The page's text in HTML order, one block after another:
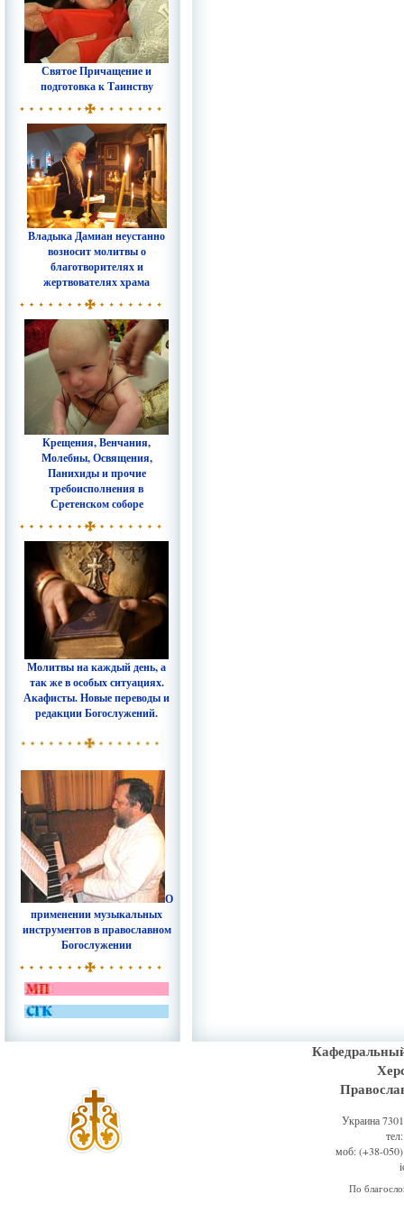
Святое Причащение и
подготовка к Таинству
Владыка Дамиан неустанно
возносит молитвы о
благотворителях и
жертвователях храма
Крещения, Венчания,
Молебны, Освящения,
Панихиды и прочие
требоисполнения в
Сретенском соборе
Молитвы на каждый день, а
так же в особых ситуациях.
Акафисты. Новые переводы и
редакции Богослужений.
О
применении музыкальных
инструментов в православном
Богослужении
Украина
моб: (+38-
По